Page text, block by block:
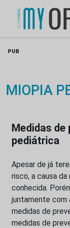
PUB
MIOPIA
Medidas de
pediátrica
Apesar de já
risco, a causa
conhecida.
juntamente com
medidas de
medidas de